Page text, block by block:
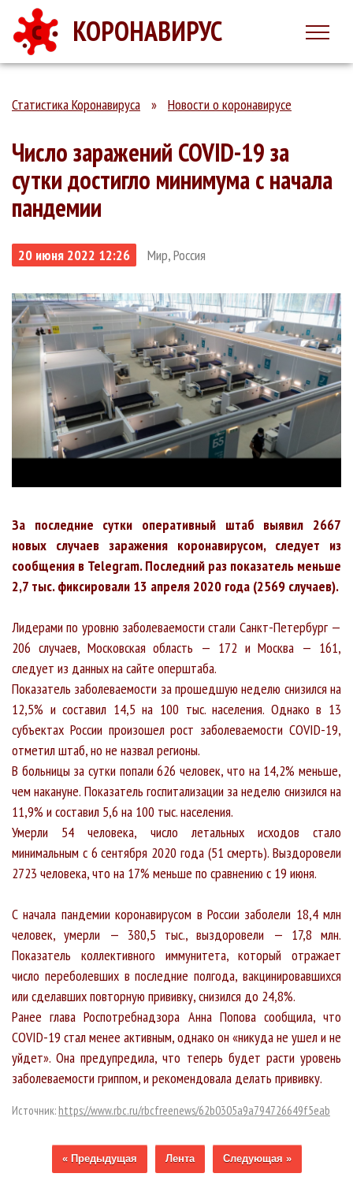
КОРОНАВИРУС
Статистика Коронавируса » Новости о коронавирусе
Число заражений COVID-19 за
сутки достигло минимума с начала
пандемии
20 июня 2022 12:26 Мир, Россия
За последние сутки оперативный штаб выявил 2667
новых случаев заражения коронавирусом, следует из
сообщения в Telegram. Последний раз показатель меньше
2,7 тыс. фиксировали 13 апреля 2020 года (2569 случаев).
Лидерами по уровню заболеваемости стали Санкт-Петербург —
206 случаев, Московская область — 172 и Москва — 161,
следует из данных на сайте оперштаба.
Показатель заболеваемости за прошедшую неделю снизился на
12,5% и составил 14,5 на 100 тыс. населения. Однако в 13
субъектах России произошел рост заболеваемости COVID-19,
отметил штаб, но не назвал регионы.
В больницы за сутки попали 626 человек, что на 14,2% меньше,
чем накануне. Показатель госпитализации за неделю снизился на
11,9% и составил 5,6 на 100 тыс. населения.
Умерли 54 человека, число летальных исходов стало
минимальным с 6 сентября 2020 года (51 смерть). Выздоровели
2723 человека, что на 17% меньше по сравнению с 19 июня.
С начала пандемии коронавирусом в России заболели 18,4 млн
человек, умерли — 380,5 тыс., выздоровели — 17,8 млн.
Показатель коллективного иммунитета, который отражает
число переболевших в последние полгода, вакцинировавшихся
или сделавших повторную прививку, снизился до 24,8%.
Ранее глава Роспотребнадзора Анна Попова сообщила, что
COVID-19 стал менее активным, однако он «никуда не ушел и не
уйдет». Она предупредила, что теперь будет расти уровень
заболеваемости гриппом, и рекомендовала делать прививку.
Источник: https://www.rbc.ru/rbcfreenews/62b0305a9a794726649f5eab
« Предыдущая Лента Следующая »